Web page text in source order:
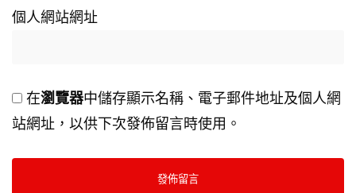
個人網站網址
在瀏覽器中儲存顯示名稱、電子郵件地址及個人網
站網址，以供下次發佈留言時使用。